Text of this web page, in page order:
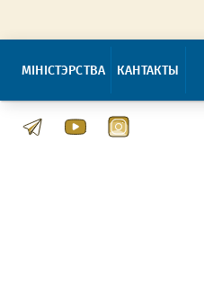
МІНІСТЭРСТВА КАНТАКТЫ